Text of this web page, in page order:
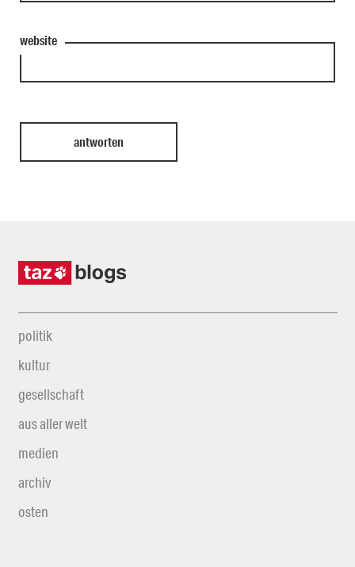
website
politik
kultur
gesellschaft
aus aller welt
medien
archiv
osten